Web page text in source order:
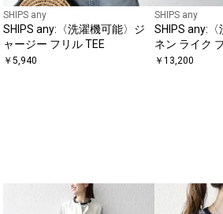
SHIPS any
SHIPS any:〈洗濯機可能〉ジ
ャージー フリル TEE
￥ 5,940
SHIPS any
SHIPS any:
ネン ライク
ー パンツ セ
￥ 13,200